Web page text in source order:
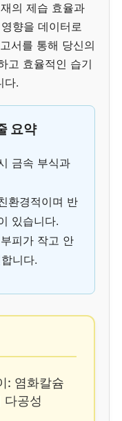
의 제습 효율과
향을 데이터로
서를 통해 당신의
고 효율적인 습기
다.
요약
금속 부식과
환경적이며 반
있습니다.
피가 작고 안
니다.
: 염화칼슘
다공성